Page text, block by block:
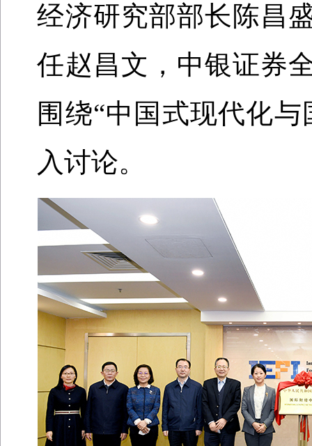
经济研究部部长陈昌
任赵昌文，中银证券
围绕“中国式现代化
入讨论。